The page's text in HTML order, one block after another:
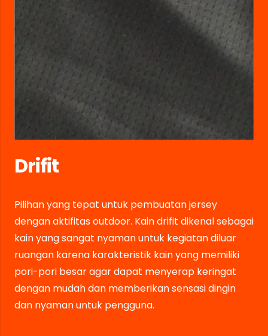
Drifit
Pilihan yang tepat untuk pembuatan jersey
dengan aktifitas outdoor. Kain drifit dikenal sebagai
kain yang sangat nyaman untuk kegiatan diluar
ruangan karena karakteristik kain yang memiliki
pori-pori besar agar dapat menyerap keringat
dengan mudah dan memberikan sensasi dingin
dan nyaman untuk pengguna.